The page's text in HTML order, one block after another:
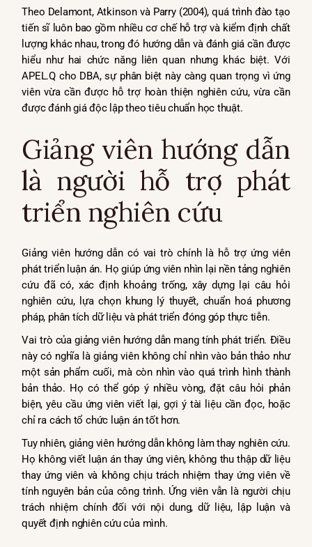
Theo Delamont, Atkinson và Parry (2004), quá trình đào tạo
tiến sĩ luôn bao gồm nhiều cơ chế hỗ trợ và kiểm định chất
lượng khác nhau, trong đó hướng dẫn và đánh giá cần được
hiểu như hai chức năng liên quan nhưng khác biệt. Với
APEL.Q cho DBA, sự phân biệt này càng quan trọng vì ứng
viên vừa cần được hỗ trợ hoàn thiện nghiên cứu, vừa cần
được đánh giá độc lập theo tiêu chuẩn học thuật.
Giảng viên hướng dẫn
là người hỗ trợ phát
triển nghiên cứu
Giảng viên hướng dẫn có vai trò chính là hỗ trợ ứng viên
phát triển luận án. Họ giúp ứng viên nhìn lại nền tảng nghiên
cứu đã có, xác định khoảng trống, xây dựng lại câu hỏi
nghiên cứu, lựa chọn khung lý thuyết, chuẩn hoá phương
pháp, phân tích dữ liệu và phát triển đóng góp thực tiễn.
Vai trò của giảng viên hướng dẫn mang tính phát triển. Điều
này có nghĩa là giảng viên không chỉ nhìn vào bản thảo như
một sản phẩm cuối, mà còn nhìn vào quá trình hình thành
bản thảo. Họ có thể góp ý nhiều vòng, đặt câu hỏi phản
biện, yêu cầu ứng viên viết lại, gợi ý tài liệu cần đọc, hoặc
chỉ ra cách tổ chức luận án tốt hơn.
Tuy nhiên, giảng viên hướng dẫn không làm thay nghiên cứu.
Họ không viết luận án thay ứng viên, không thu thập dữ liệu
thay ứng viên và không chịu trách nhiệm thay ứng viên về
tính nguyên bản của công trình. Ứng viên vẫn là người chịu
trách nhiệm chính đối với nội dung, dữ liệu, lập luận và
quyết định nghiên cứu của mình.